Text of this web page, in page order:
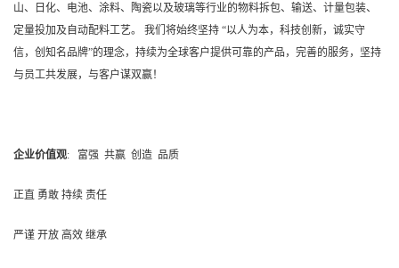
山、日化、电池、涂料、陶瓷以及玻璃等行业的物料拆包、输送、计量包装、
定量投加及自动配料工艺。 我们将始终坚持 “以人为本，科技创新，诚实守
信，创知名品牌”的理念， 持续为全球客户提供可靠的产品，完善的服务，坚持
与员工共发展，与客户谋双赢！
企业价值观: 富强 共赢 创造 品质
正直 勇敢 持续 责任
严谨 开放 高效 继承